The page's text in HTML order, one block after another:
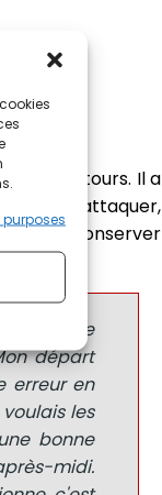
tours. Il a
à attaquer,
à conserver
Je
départ
erreur en
les
bonne
midi.